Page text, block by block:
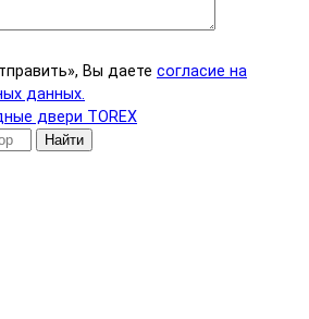
Вы даете согласие на
данных.
Найти